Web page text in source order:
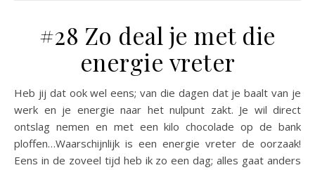
#28 Zo deal je met die
energie vreter
Heb jij dat ook wel eens; van die dagen dat je baalt van je
werk en je energie naar het nulpunt zakt. Je wil direct
ontslag nemen en met een kilo chocolade op de bank
ploffen…Waarschijnlijk is een energie vreter de oorzaak!
Eens in de zoveel tijd heb ik zo een dag; alles gaat anders